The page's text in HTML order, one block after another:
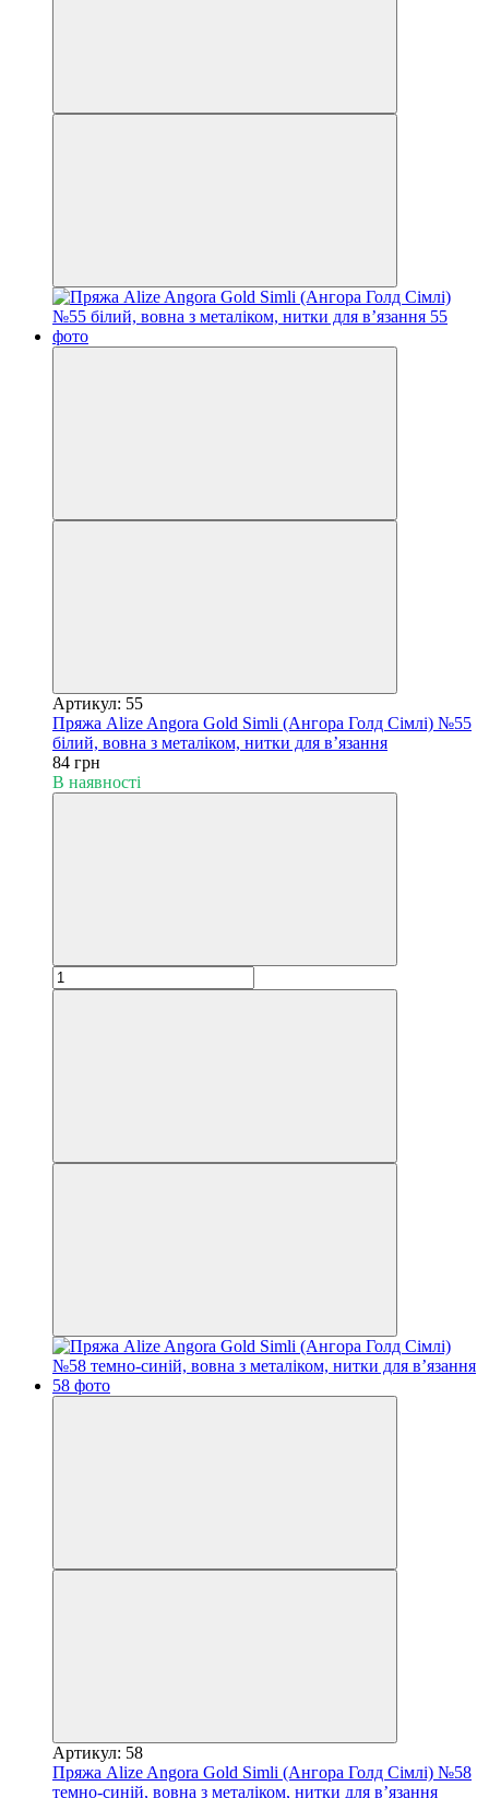
Артикул: 55
Пряжа Alize Angora Gold Simli (Ангора Голд Сімлі) №55
білий, вовна з металіком, нитки для в’язання
84 грн
В наявності
Артикул: 58
Пряжа Alize Angora Gold Simli (Ангора Голд Сімлі) №58
темно-синій, вовна з металіком, нитки для в’язання